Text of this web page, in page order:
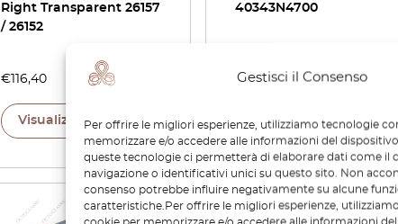
Gestisci il Consenso
Per offrire le migliori esperienze, utilizziamo tecnologie
memorizzare e/o accedere alle informazioni del
queste tecnologie ci permetterà di elaborare dati come il
navigazione o identificativi unici su questo sito. Non
consenso potrebbe influire negativamente su alcune
caratteristiche.Per offrire le migliori esperienze,
cookie per memorizzare e/o accedere alle informazioni
Right Transparent 26157
/ 26152
€ 116,40
Visualizza prodotto
40343N4700
€218,40
Visualizza prodotto
-30% -